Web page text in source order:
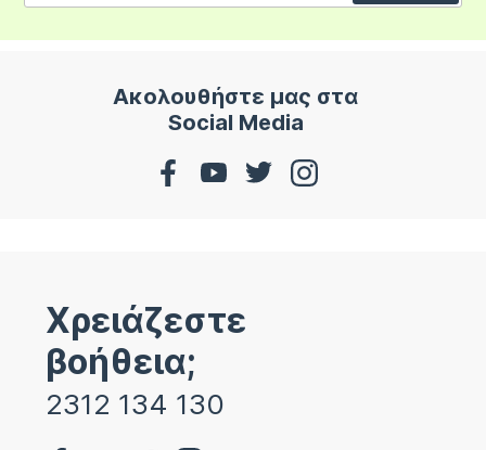
Ακολουθήστε μας στα
Social Media
Χρειάζεστε
βοήθεια;
2312 134 130